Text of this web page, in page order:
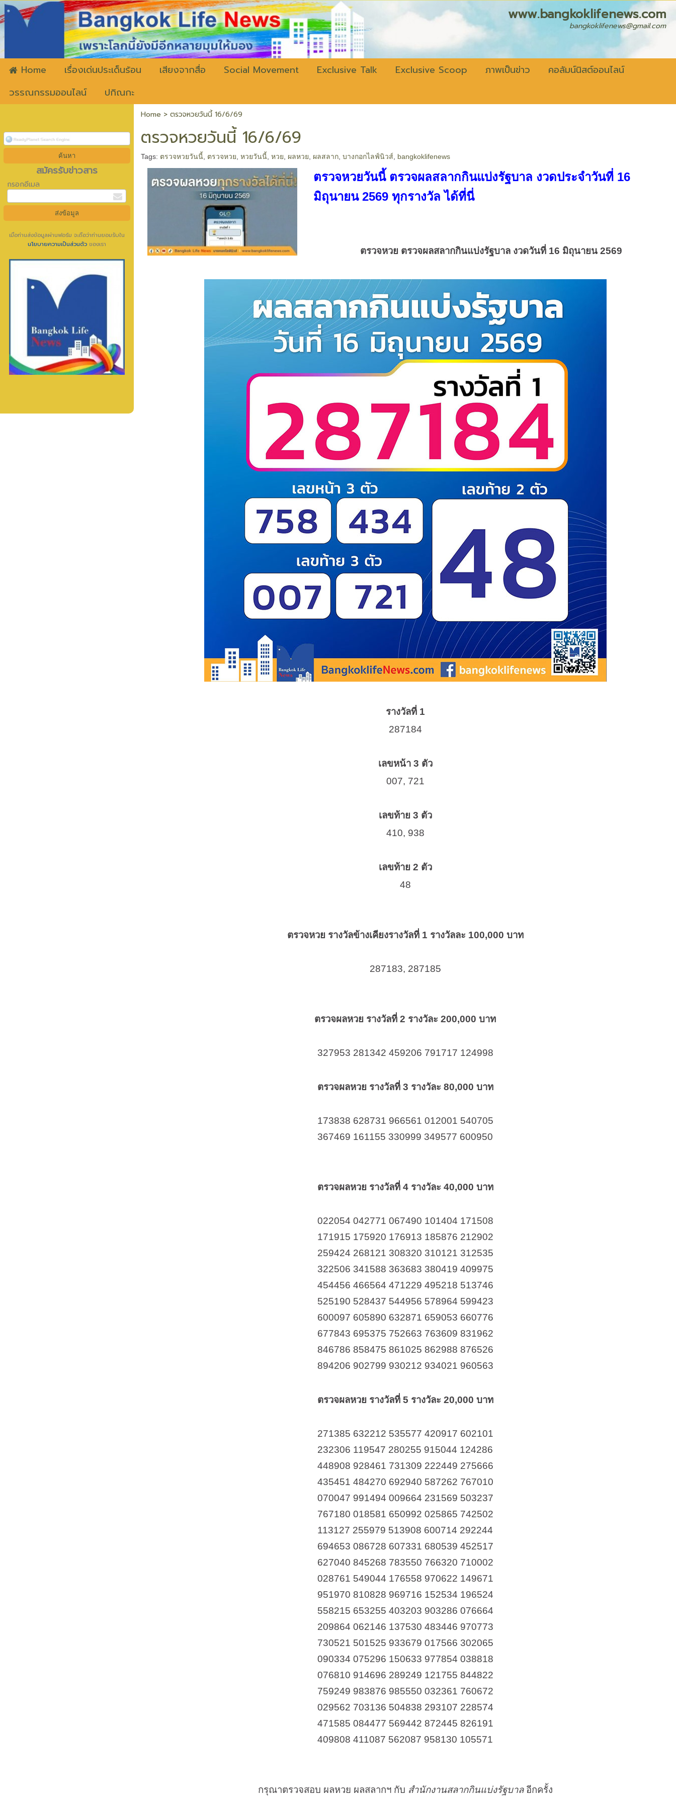
www.bangkoklifenews.com
bangkoklifenews@gmail.com
Home เรื่องเด่นประเด็นร้อน เสียงจากสื่อ Social Movement Exclusive Talk Exclusive Scoop ภาพเป็นข่าว
คอลัมน์นิสต์ออนไลน์
วรรณกรรมออนไลน์
ปกิณกะ
สมัครรับข่าวสาร
กรอกอีเมล
เมื่อท่านส่งข้อมูลผ่านฟอร์ม จะถือว่าท่านยอมรับใน
นโยบายความเป็นส่วนตัว ของเรา
Home > ตรวจหวยวันนี้ 16/6/69
ตรวจหวยวันนี้ 16/6/69
Tags: ตรวจหวยวันนี้ ตรวจหวย ,หวยวันนี้ ,หวย ผลหวย ผลสลาก ,บางกอกไลฟ์นิวส์ bangkoklifenews
ตรวจหวยวันนี้ ตรวจผลสลากกินแบ่งรัฐบาล งวดประจำวันที่ 16
มิถุนายน 2569 ทุกรางวัล ได้ที่นี่
ตรวจหวย ตรวจผลสลากกินแบ่งรัฐบาล งวดวันที่ 16 มิถุนายน 2569
รางวัลที่ 1
287184
เลขหน้า 3 ตัว
007, 721
เลขท้าย 3 ตัว
410, 938
เลขท้าย 2 ตัว
48
ตรวจหวย รางวัลข้างเคียงรางวัลที่ 1 รางวัลละ 100,000 บาท
287183, 287185
ตรวจผลหวย รางวัลที่ 2 รางวัละ 200,000 บาท
327953 281342 459206 791717 124998
ตรวจผลหวย รางวัลที่ 3 รางวัละ 80,000 บาท
173838 628731 966561 012001 540705
367469 161155 330999 349577 600950
ตรวจผลหวย รางวัลที่ 4 รางวัละ 40,000 บาท
022054 042771 067490 101404 171508
171915 175920 176913 185876 212902
259424 268121 308320 310121 312535
322506 341588 363683 380419 409975
454456 466564 471229 495218 513746
525190 528437 544956 578964 599423
600097 605890 632871 659053 660776
677843 695375 752663 763609 831962
846786 858475 861025 862988 876526
894206 902799 930212 934021 960563
ตรวจผลหวย รางวัลที่ 5 รางวัละ 20,000 บาท
271385 632212 535577 420917 602101
232306 119547 280255 915044 124286
448908 928461 731309 222449 275666
435451 484270 692940 587262 767010
070047 991494 009664 231569 503237
767180 018581 650992 025865 742502
113127 255979 513908 600714 292244
694653 086728 607331 680539 452517
627040 845268 783550 766320 710002
028761 549044 176558 970622 149671
951970 810828 969716 152534 196524
558215 653255 403203 903286 076664
209864 062146 137530 483446 970773
730521 501525 933679 017566 302065
090334 075296 150633 977854 038818
076810 914696 289249 121755 844822
759249 983876 985550 032361 760672
029562 703136 504838 293107 228574
471585 084477 569442 872445 826191
409808 411087 562087 958130 105571
กรุณาตรวจสอบ ผลหวย ผลสลากฯ กับ สำนักงานสลากกินแบ่งรัฐบาลอีกครั้ง